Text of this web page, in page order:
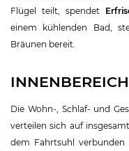
Flügel teilt, spendet
einem kühlenden Bad,
Bräunen bereit.
INNENBEREICH
Die Wohn-, Schlaf- und
verteilen sich auf
dem Fahrtsuhl verbunden